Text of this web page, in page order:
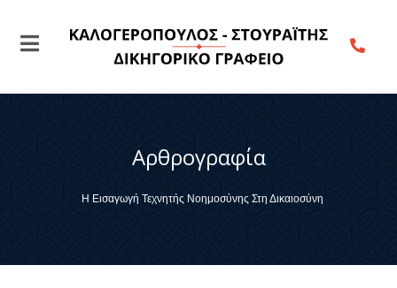
Αρθρογραφία
Η Εισαγωγή Τεχνητής Νοημοσύνης Στη Δικαιοσύνη